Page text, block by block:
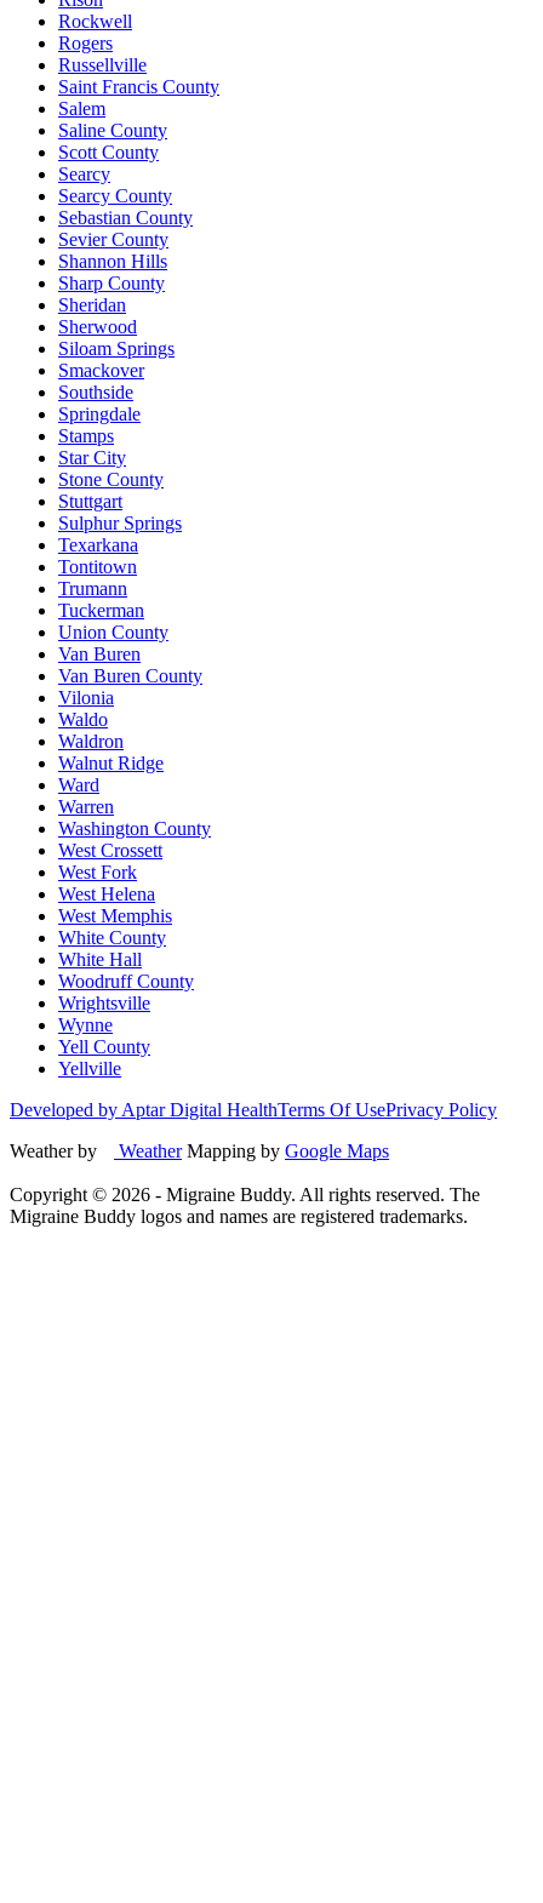
Rockwell
Rogers
Russellville
Saint Francis County
Salem
Saline County
Scott County
Searcy
Searcy County
Sebastian County
Sevier County
Shannon Hills
Sharp County
Sheridan
Sherwood
Siloam Springs
Smackover
Southside
Springdale
Stamps
Star City
Stone County
Stuttgart
Sulphur Springs
Texarkana
Tontitown
Trumann
Tuckerman
Union County
Van Buren
Van Buren County
Vilonia
Waldo
Waldron
Walnut Ridge
Ward
Warren
Washington County
West Crossett
West Fork
West Helena
West Memphis
White County
White Hall
Woodruff County
Wrightsville
Wynne
Yell County
Yellville
Developed by Aptar Digital HealthTerms Of UsePrivacy Policy
Weather by
WeatherMapping by Google Maps
Copyright © 2026 - Migraine Buddy. All rights reserved. The
Migraine Buddy logos and names are registered trademarks.